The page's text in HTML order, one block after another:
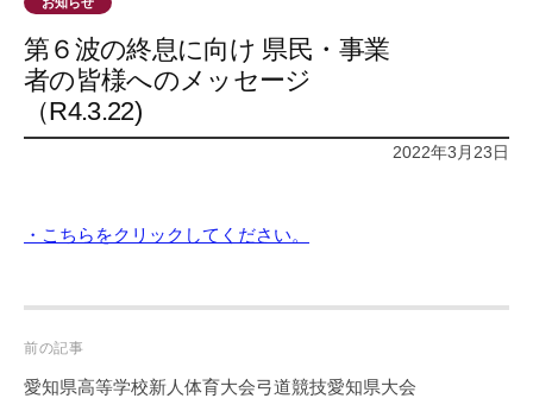
第６波の終息に向け 県民・事業
者の皆様へのメッセージ
（R4.3.22)
2022年3月23日
・こちらをクリックしてください。
Post
navigation
前の記事
愛知県高等学校新人体育大会弓道競技愛知県大会